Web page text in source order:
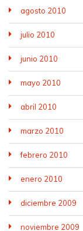
agosto 2010
julio 2010
junio 2010
mayo 2010
abril 2010
marzo 2010
febrero 2010
enero 2010
diciembre 2009
noviembre 2009